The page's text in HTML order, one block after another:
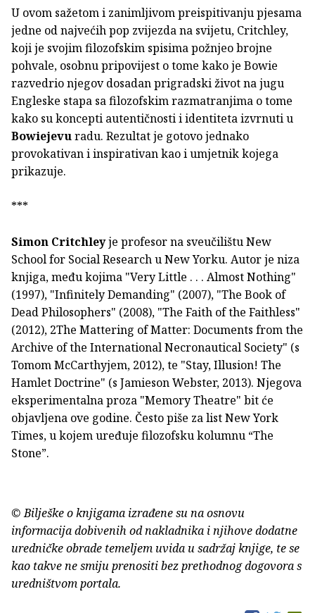
U ovom sažetom i zanimljivom preispitivanju pjesama
jedne od najvećih pop zvijezda na svijetu, Critchley,
koji je svojim filozofskim spisima požnjeo brojne
pohvale, osobnu pripovijest o tome kako je Bowie
razvedrio njegov dosadan prigradski život na jugu
Engleske stapa sa filozofskim razmatranjima o tome
kako su koncepti autentičnosti i identiteta izvrnuti u
Bowiejevuradu. Rezultat je gotovo jednako
provokativan i inspirativan kao i umjetnik kojega
prikazuje.
***
Simon Critchleyje profesor na sveučilištu New
School for Social Research u New Yorku. Autor je niza
knjiga, među kojima "Very Little . . . Almost Nothing"
(1997), "Infinitely Demanding" (2007), "The Book of
Dead Philosophers" (2008), "The Faith of the Faithless"
(2012), 2The Mattering of Matter: Documents from the
Archive of the International Necronautical Society" (s
Tomom McCarthyjem, 2012), te "Stay, Illusion! The
Hamlet Doctrine" (s Jamieson Webster, 2013). Njegova
eksperimentalna proza "Memory Theatre" bit će
objavljena ove godine. Često piše za list New York
Times, u kojem uređuje filozofsku kolumnu “The
Stone”.
© Bilješke o knjigama izrađene su na osnovu
informacija dobivenih od nakladnika i njihove dodatne
uredničke obrade temeljem uvida u sadržaj knjige, te se
kao takve ne smiju prenositi bez prethodnog dogovora s
uredništvom portala.